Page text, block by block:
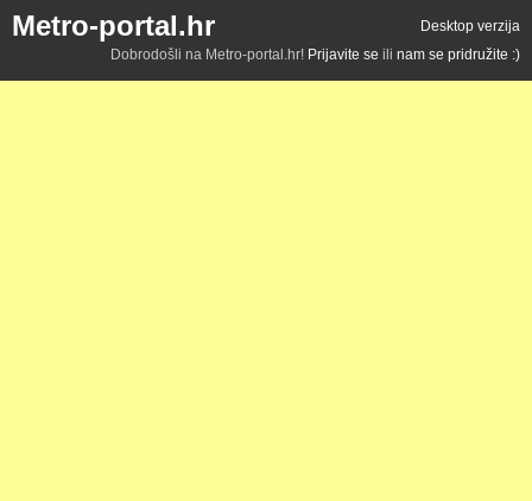
Metro-portal.hr
Desktop verzija
Dobrodošli na Metro-portal.hr! Prijavite se ili nam se pridružite :)